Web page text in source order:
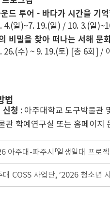
드 투어 - 바다가 시간을 기
4.(일)~7. 19.(일) / 10. 3.(일
비밀을 찾아 떠나는 서해 문
26.(수) ~ 9. 19.(토) [총 6회] /
법
청 : 아주대학교 도구박물관
관 학예연구실 또는 홈페이지
아주대-파주시「일생일대 프로젝
대 COSS 사업단, ‘2026 청소년